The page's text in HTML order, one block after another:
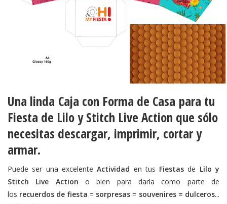
Una linda Caja con Forma de Casa para tu
Fiesta de Lilo y Stitch Live Action que sólo
necesitas descargar, imprimir, cortar y
armar.
Puede ser una excelenteActividad en tus Fiestasde Lilo y
Stitch Live Action o bien para darla como parte de
los recuerdos de fiesta = sorpresas= souvenires = dulceros...